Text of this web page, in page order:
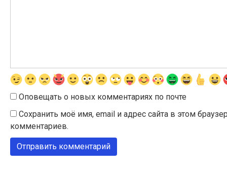
Оповещать о новых комментариях по почте
Сохранить моё имя, email и адрес сайта в этом
комментариев.